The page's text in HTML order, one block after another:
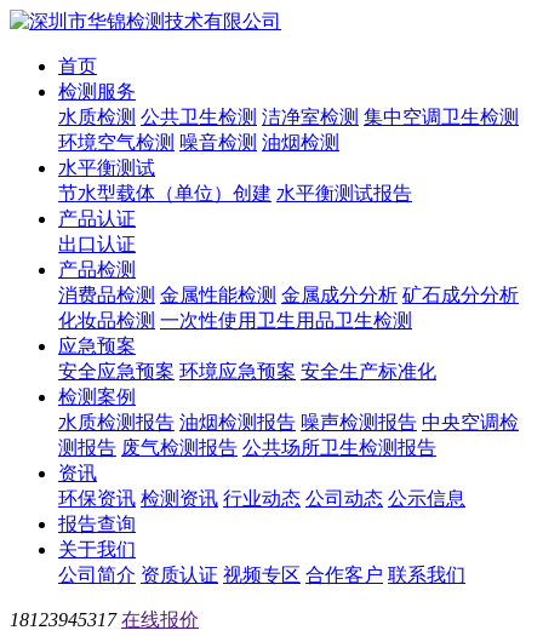
首页
检测服务
水质检测 公共卫生检测 洁净室检测 集中空调卫生检测
环境空气检测 噪音检测 油烟检测
水平衡测试
节水型载体（单位）创建 水平衡测试报告
产品认证
出口认证
产品检测
消费品检测 金属性能检测 金属成分分析 矿石成分分析
化妆品检测 一次性使用卫生用品卫生检测
应急预案
安全应急预案 环境应急预案 安全生产标准化
检测案例
水质检测报告 油烟检测报告 噪声检测报告 中央空调检
测报告 废气检测报告 公共场所卫生检测报告
资讯
环保资讯 检测资讯 行业动态 公司动态 公示信息
报告查询
关于我们
公司简介 资质认证 视频专区 合作客户 联系我们
18123945317 在线报价